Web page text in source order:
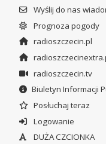
Wyślij do nas
Prognoza pogody
radioszczecin.pl
radioszczecin.tv
Biuletyn Informacji
Posłuchaj teraz
Logowanie
DUŻA CZCIONKA